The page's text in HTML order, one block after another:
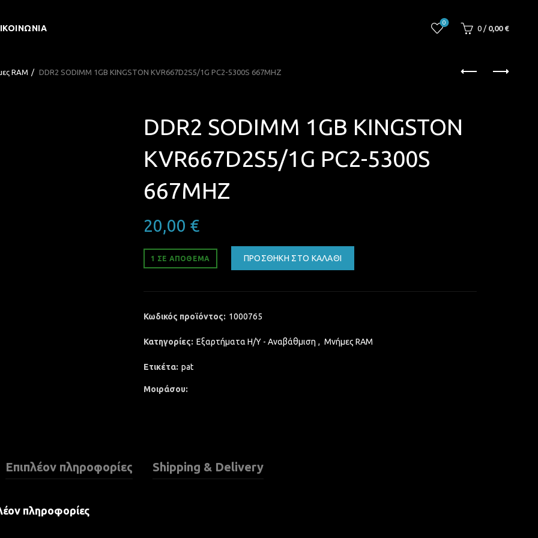
0
0 / 0,00 €
RAM DDR2 SODIMM 1GB KINGSTON KVR667D2S5/1G PC2-5300S 667MHZ
DDR2 SODIMM 1GB KINGSTON
KVR667D2S5/1G PC2-5300S
667MHZ
20,00 €
1 ΣΕ ΑΠΌΘΕΜΑ ΠΡΟΣΘΉΚΗ ΣΤΟ ΚΑΛΆΘΙ
Κωδικός προϊόντος: 1000765
Κατηγορίες: Εξαρτήματα Η/Υ - Αναβάθμιση , Μνήμες RAM
Ετικέτα: pat
Μοιράσου
Επιπλέον πληροφορίες Shipping & Delivery
πληροφορίες